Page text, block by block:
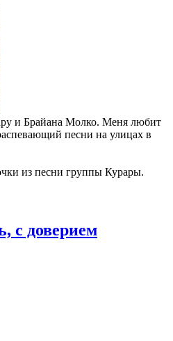
и Брайана Молко. Меня любит
песни на улицах в
из песни группы Курары.
с доверием